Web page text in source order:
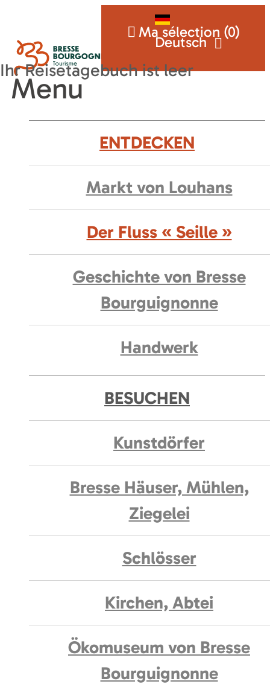
Deutsch
Ma sélection (0)
Menu
ENTDECKEN
Markt von Louhans
Der Fluss « Seille »
Geschichte von Bresse
Bourguignonne
Handwerk
BESUCHEN
Kunstdörfer
Bresse Häuser, Mühlen,
Ziegelei
Schlösser
Kirchen, Abtei
Ökomuseum von Bresse
Bourguignonne